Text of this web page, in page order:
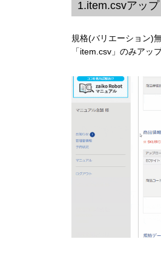
1.item.csvアッ
規格(バリエーション)
「item.csv」のみアッ